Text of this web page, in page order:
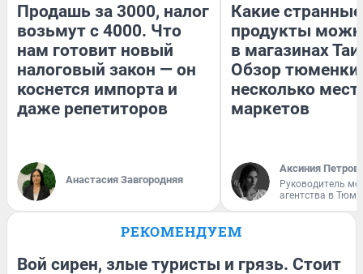
Продашь за 3000, налог
возьмут с 4000. Что
нам готовит новый
налоговый закон — он
коснется импорта и
даже репетиторов
Анастасия Завгородняя
Какие странные
продукты
в магазинах
Обзор тюменки
несколько
маркетов
Аксиния
Руководитель
агентства в
РЕКОМЕНДУЕМ
Вой сирен, злые туристы и грязь. Стоит